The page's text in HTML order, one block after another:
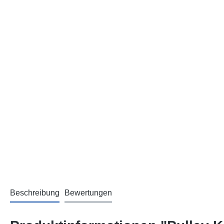
Beschreibung Bewertungen